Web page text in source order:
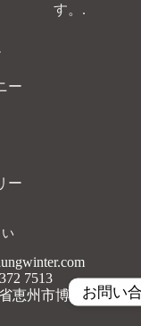
す。.
7513
恵州市博羅県元洲
ー
ー
お問い